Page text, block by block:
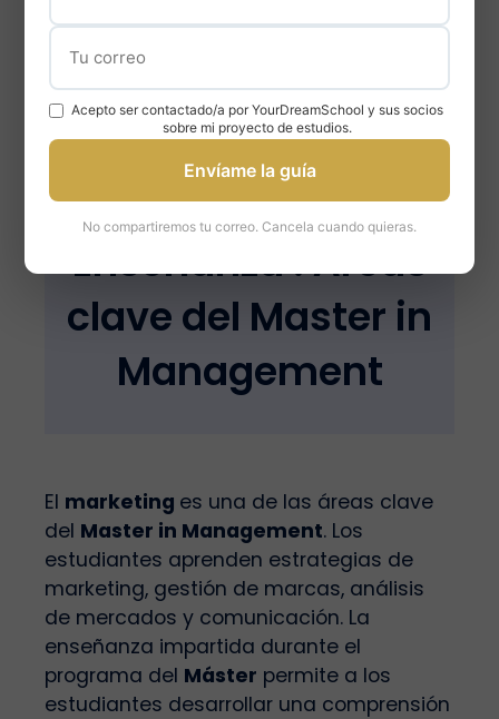
través de cursos especializados y
proyectos prácticos relacionados con el
Marketing y
Enseñanza : Áreas
clave del Master in
Management
El marketing es una de las áreas clave
del Master in Management. Los
estudiantes aprenden estrategias de
marketing, gestión de marcas, análisis
de mercados y comunicación. La
enseñanza impartida durante el
programa del Máster permite a los
estudiantes desarrollar una comprensión
Acepto ser contactado/a por YourDreamSchool y sus socios
sobre mi proyecto de estudios.
Envíame la guía
No compartiremos tu correo. Cancela cuando quieras.